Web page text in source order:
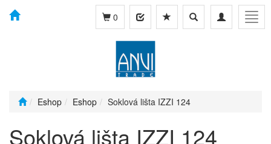
Toggle
navigation
Toggle
search
0
Eshop Eshop Soklová lišta IZZI 124
Soklová lišta IZZI 124